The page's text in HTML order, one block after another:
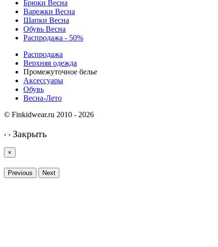
Брюки Весна
Варежки Весна
Шапки Весна
Обувь Весна
Распродажа - 50%
Распродажа
Верхняя одежда
Промежуточное белье
Аксессуары
Обувь
Весна-Лето
© Finkidwear.ru 2010 - 2026
‹ › Закрыть
×
Previous Next